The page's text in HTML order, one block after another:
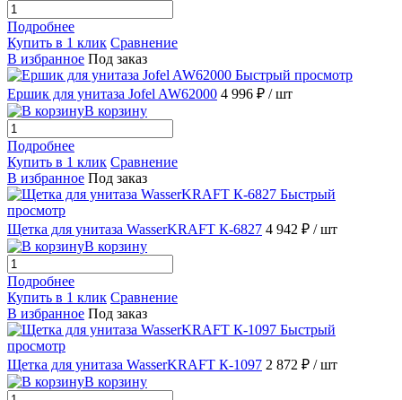
Подробнее
Купить в 1 клик Сравнение
В избранное Под заказ
Быстрый просмотр
Ершик для унитаза Jofel AW62000 4 996 ₽ / шт
В корзину
Подробнее
Купить в 1 клик Сравнение
В избранное Под заказ
Быстрый
просмотр
Щетка для унитаза WasserKRAFT К-6827 4 942 ₽ / шт
В корзину
Подробнее
Купить в 1 клик Сравнение
В избранное Под заказ
Быстрый
просмотр
Щетка для унитаза WasserKRAFT К-1097 2 872 ₽ / шт
В корзину